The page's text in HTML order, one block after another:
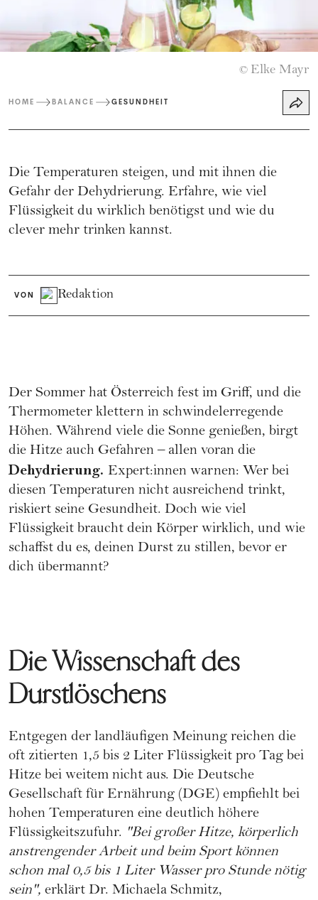
© Elke Mayr
HOME BALANCE GESUNDHEIT
Die Temperaturen steigen, und mit ihnen die
Gefahr der Dehydrierung. Erfahre, wie viel
Flüssigkeit du wirklich benötigst und wie du
clever mehr trinken kannst.
VON Redaktion
Der Sommer hat Österreich fest im Griff, und die
Thermometer klettern in schwindelerregende
Höhen. Während viele die Sonne genießen, birgt
die Hitze auch Gefahren – allen voran die
Dehydrierung. Expert:innen warnen: Wer bei
diesen Temperaturen nicht ausreichend trinkt,
riskiert seine Gesundheit. Doch wie viel
Flüssigkeit braucht dein Körper wirklich, und wie
schaffst du es, deinen Durst zu stillen, bevor er
dich übermannt?
Die Wissenschaft des
Durstlöschens
Entgegen der landläufigen Meinung reichen die
oft zitierten 1,5 bis 2 Liter Flüssigkeit pro Tag bei
Hitze bei weitem nicht aus. Die Deutsche
Gesellschaft für Ernährung (DGE) empfiehlt bei
hohen Temperaturen eine deutlich höhere
Flüssigkeitszufuhr. "Bei großer Hitze, körperlich
anstrengender Arbeit und beim Sport können
schon mal 0,5 bis 1 Liter Wasser pro Stunde nötig
sein", erklärt Dr. Michaela Schmitz,